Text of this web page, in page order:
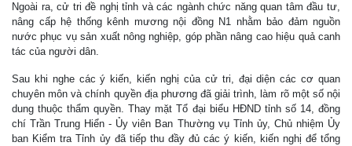
Ngoài ra, cử tri đề nghị tỉnh và các ngành chức năng quan tâm đầu tư,
nâng cấp hệ thống kênh mương nội đồng N1 nhằm bảo đảm nguồn
nước phục vụ sản xuất nông nghiệp, góp phần nâng cao hiệu quả canh
tác của người dân.
Sau khi nghe các ý kiến, kiến nghị của cử tri, đại diện các cơ quan
chuyên môn và chính quyền địa phương đã giải trình, làm rõ một số nội
dung thuộc thẩm quyền. Thay mặt Tổ đại biểu HĐND tỉnh số 14, đồng
chí Trần Trung Hiển - Ủy viên Ban Thường vụ Tỉnh ủy, Chủ nhiệm Ủy
ban Kiểm tra Tỉnh ủy đã tiếp thu đầy đủ các ý kiến, kiến nghị để tổng